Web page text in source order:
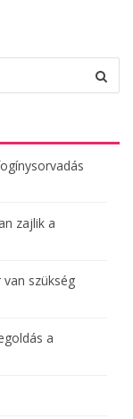
zajlik a
szükség
a